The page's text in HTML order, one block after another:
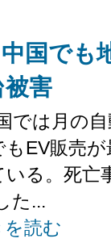
中国でも
被害
では月の
もEV販売
いる。死亡
た...
を読む